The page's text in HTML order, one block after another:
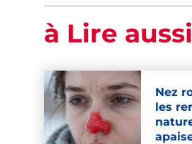
à Lire aussi
Nez
les